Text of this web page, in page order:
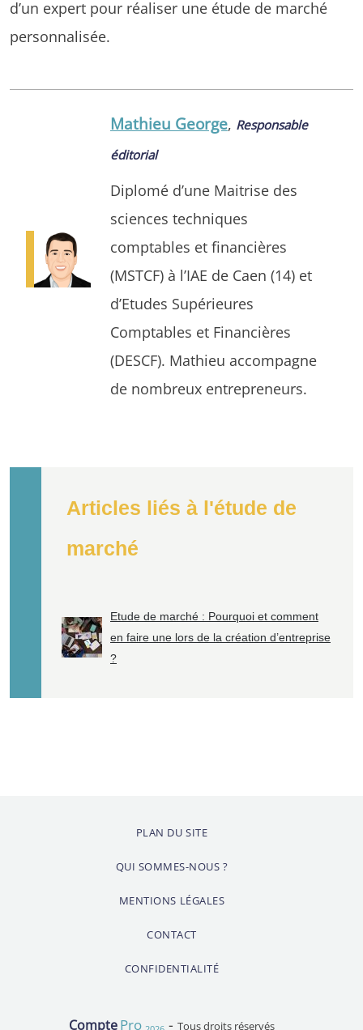
d’un expert pour réaliser une étude de marché
personnalisée.
Articles liés à l'étude de
marché
Etude de marché : Pourquoi et comment
en faire une lors de la création d’entreprise
?
Mathieu George, Responsable
éditorial
Diplomé d’une Maitrise des
sciences techniques
comptables et financières
(MSTCF) à l’IAE de Caen (14) et
d’Etudes Supérieures
Comptables et Financières
(DESCF). Mathieu accompagne
de nombreux entrepreneurs.
PLAN DU SITE
QUI SOMMES-NOUS ?
MENTIONS LÉGALES
CONTACT
CONFIDENTIALITÉ
ComptePro - Tous droits réservés